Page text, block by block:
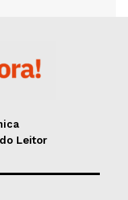
Leitor